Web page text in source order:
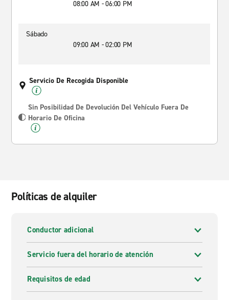
08:00 AM - 06:00 PM
Sábado
09:00 AM - 02:00 PM
Servicio De Recogida Disponible
Sin Posibilidad De Devolución Del Vehículo Fuera De
Horario De Oficina
Políticas de alquiler
Conductor adicional
Servicio fuera del horario de atención
Requisitos de edad